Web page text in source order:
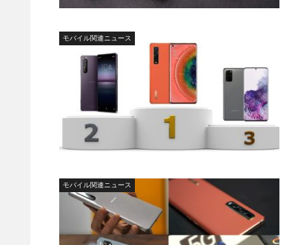
モバイル関連ニュース
モバイル関連ニュース